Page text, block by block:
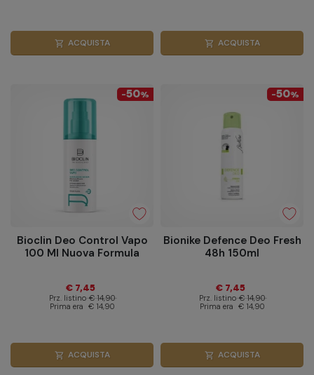
shopping_cart ACQUISTA shopping_cart ACQUISTA
-50%
Bioclin Deo Control Vapo
100 Ml Nuova Formula
€ 7,45
Prz. listino € 14,90
Prima era € 14,90
shopping_cart ACQUISTA
-50%
Bionike Defence Deo Fresh
48h 150ml
€ 7,45
Prz. listino € 14,90
Prima era € 14,90
shopping_cart ACQUISTA